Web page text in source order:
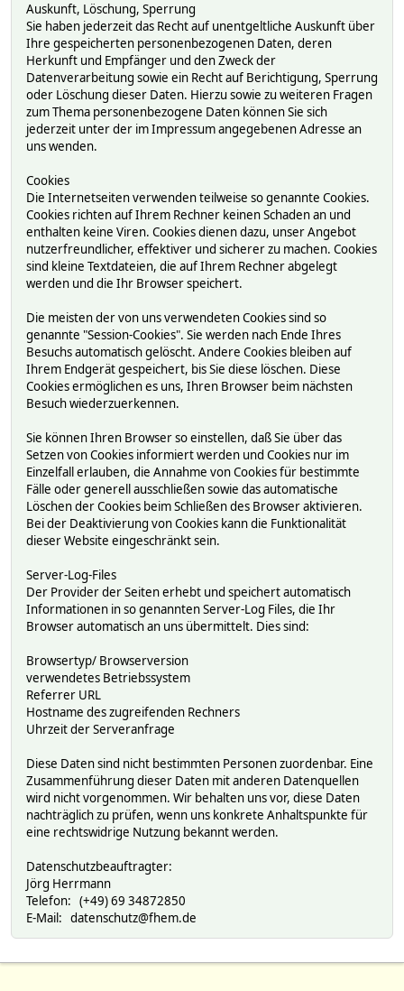
Auskunft, Löschung, Sperrung
Sie haben jederzeit das Recht auf unentgeltliche Auskunft über
Ihre gespeicherten personenbezogenen Daten, deren
Herkunft und Empfänger und den Zweck der
Datenverarbeitung sowie ein Recht auf Berichtigung, Sperrung
oder Löschung dieser Daten. Hierzu sowie zu weiteren Fragen
zum Thema personenbezogene Daten können Sie sich
jederzeit unter der im Impressum angegebenen Adresse an
uns wenden.
Cookies
Die Internetseiten verwenden teilweise so genannte Cookies.
Cookies richten auf Ihrem Rechner keinen Schaden an und
enthalten keine Viren. Cookies dienen dazu, unser Angebot
nutzerfreundlicher, effektiver und sicherer zu machen. Cookies
sind kleine Textdateien, die auf Ihrem Rechner abgelegt
werden und die Ihr Browser speichert.
Die meisten der von uns verwendeten Cookies sind so
genannte "Session-Cookies". Sie werden nach Ende Ihres
Besuchs automatisch gelöscht. Andere Cookies bleiben auf
Ihrem Endgerät gespeichert, bis Sie diese löschen. Diese
Cookies ermöglichen es uns, Ihren Browser beim nächsten
Besuch wiederzuerkennen.
Sie können Ihren Browser so einstellen, daß Sie über das
Setzen von Cookies informiert werden und Cookies nur im
Einzelfall erlauben, die Annahme von Cookies für bestimmte
Fälle oder generell ausschließen sowie das automatische
Löschen der Cookies beim Schließen des Browser aktivieren.
Bei der Deaktivierung von Cookies kann die Funktionalität
dieser Website eingeschränkt sein.
Server-Log-Files
Der Provider der Seiten erhebt und speichert automatisch
Informationen in so genannten Server-Log Files, die Ihr
Browser automatisch an uns übermittelt. Dies sind:
Browsertyp/ Browserversion
verwendetes Betriebssystem
Referrer URL
Hostname des zugreifenden Rechners
Uhrzeit der Serveranfrage
Diese Daten sind nicht bestimmten Personen zuordenbar. Eine
Zusammenführung dieser Daten mit anderen Datenquellen
wird nicht vorgenommen. Wir behalten uns vor, diese Daten
nachträglich zu prüfen, wenn uns konkrete Anhaltspunkte für
eine rechtswidrige Nutzung bekannt werden.
Datenschutzbeauftragter:
Jörg Herrmann
Telefon: (+49) 69 34872850
E-Mail: datenschutz@fhem.de